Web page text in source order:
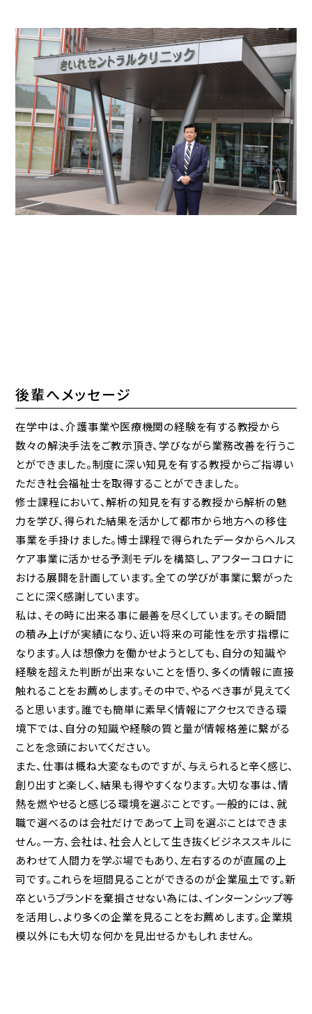
後輩へメッセージ
在学中は、介護事業や医療機関の経験を有する教授から
数々の解決手法をご教示頂き、学びながら業務改善を行うこ
とができました。制度に深い知見を有する教授からご指導い
ただき社会福祉士を取得することができました。
修士課程において、解析の知見を有する教授から解析の魅
力を学び、得られた結果を活かして都市から地方への移住
事業を手掛けました。博士課程で得られたデータからヘルス
ケア事業に活かせる予測モデルを構築し、アフターコロナに
おける展開を計画しています。全ての学びが事業に繋がった
ことに深く感謝しています。
私は、その時に出来る事に最善を尽くしています。その瞬間
の積み上げが実績になり、近い将来の可能性を示す指標に
なります。人は想像力を働かせようとしても、自分の知識や
経験を超えた判断が出来ないことを悟り、多くの情報に直接
触れることをお薦めします。その中で、やるべき事が見えてく
ると思います。誰でも簡単に素早く情報にアクセスできる環
境下では、自分の知識や経験の質と量が情報格差に繫がる
ことを念頭においてください。
また、仕事は概ね大変なものですが、与えられると辛く感じ、
創り出すと楽しく、結果も得やすくなります。大切な事は、情
熱を燃やせると感じる環境を選ぶことです。一般的には、就
職で選べるのは会社だけであって上司を選ぶことはできま
せん。一方、会社は、社会人として生き抜くビジネススキルに
あわせて人間力を学ぶ場でもあり、左右するのが直属の上
司です。これらを垣間見ることができるのが企業風土です。新
卒というブランドを棄損させない為には、インターンシップ等
を活用し、より多くの企業を見ることをお薦めします。企業規
模以外にも大切な何かを見出せるかもしれません。